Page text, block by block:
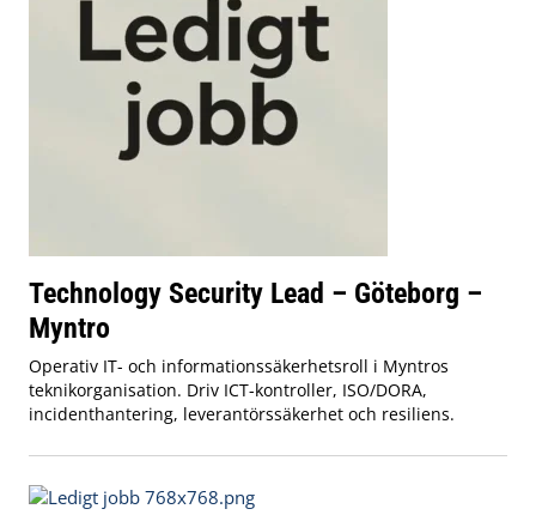
Technology Security Lead – Göteborg –
Myntro
Operativ IT- och informationssäkerhetsroll i Myntros
teknikorganisation. Driv ICT-kontroller, ISO/DORA,
incidenthantering, leverantörssäkerhet och resiliens.